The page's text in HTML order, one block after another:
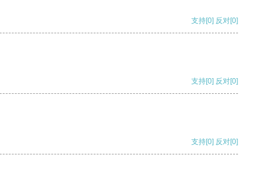
支持[0] 反对[0]
支持[0] 反对[0]
支持[0] 反对[0]